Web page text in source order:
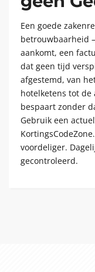
Een goede
betrouwbaarheid
aankomt, een
dat geen tijd
afgestemd, van
hotelketens tot de
bespaart zonder
Gebruik een
voordeliger.
gecontroleerd.